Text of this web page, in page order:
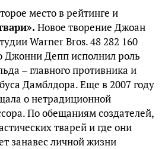
место в рейтинге и
Новое творение Джоан
Warner Bros. 48 282 160
Джонни Депп исполнил роль
– главного противника и
Дамблдора. Еще в 2007 году
о нетрадиционной
По обещаниям создателей,
тварей и где они
занавес личной жизни